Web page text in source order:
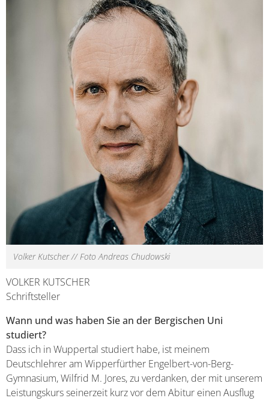
Volker Kutscher // Foto Andreas Chudowski
VOLKER KUTSCHER
Schriftsteller
Wann und was haben Sie an der Bergischen Uni
studiert?
Dass ich in Wuppertal studiert habe, ist meinem
Deutschlehrer am Wipperfürther Engelbert-von-Berg-
Gymnasium, Wilfrid M. Jores, zu verdanken, der mit unserem
Leistungskurs seinerzeit kurz vor dem Abitur einen Ausflug